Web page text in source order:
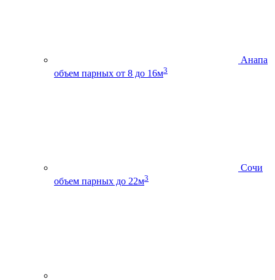
Анапа
объем парных от 8 до 16м3
Сочи
объем парных до 22м3